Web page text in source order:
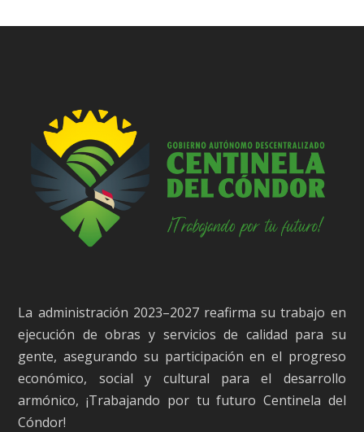
La administración 2023–2027 reafirma su trabajo en
ejecución de obras y servicios de calidad para su
gente, asegurando su participación en el progreso
económico, social y cultural para el desarrollo
armónico, ¡Trabajando por tu futuro Centinela del
Cóndor!